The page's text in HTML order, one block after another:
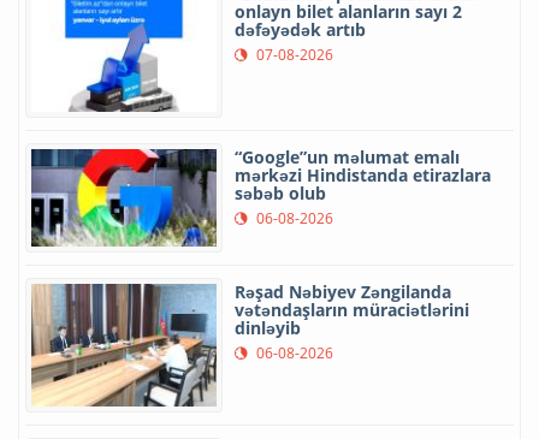
onlayn bilet alanların sayı 2
dəfəyədək artıb
07-08-2026
“Google”un məlumat emalı
mərkəzi Hindistanda etirazlara
səbəb olub
06-08-2026
Rəşad Nəbiyev Zəngilanda
vətəndaşların müraciətlərini
dinləyib
06-08-2026